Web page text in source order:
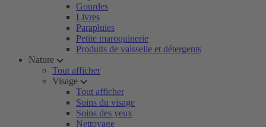
Gourdes
Livres
Parapluies
Petite maroquinerie
Produits de vaisselle et détergents
Nature
Tout afficher
Visage
Tout afficher
Soins du visage
Soins des yeux
Nettoyage